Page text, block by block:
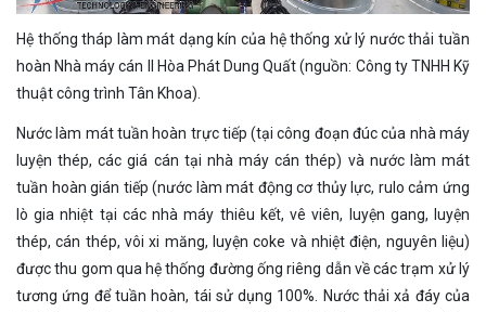
Hệ thống tháp làm mát dạng kín của hệ thống xử lý nước thải tuần
hoàn Nhà máy cán II Hòa Phát Dung Quất (nguồn: Công ty TNHH Kỹ
thuật công trình Tân Khoa).
Nước làm mát tuần hoàn trực tiếp (tại công đoạn đúc của nhà máy
luyện thép, các giá cán tại nhà máy cán thép) và nước làm mát
tuần hoàn gián tiếp (nước làm mát động cơ thủy lực, rulo cảm ứng
lò gia nhiệt tại các nhà máy thiêu kết, vê viên, luyện gang, luyện
thép, cán thép, vôi xi măng, luyện coke và nhiệt điện, nguyên liệu)
được thu gom qua hệ thống đường ống riêng dẫn về các trạm xử lý
tương ứng để tuần hoàn, tái sử dụng 100%. Nước thải xả đáy của